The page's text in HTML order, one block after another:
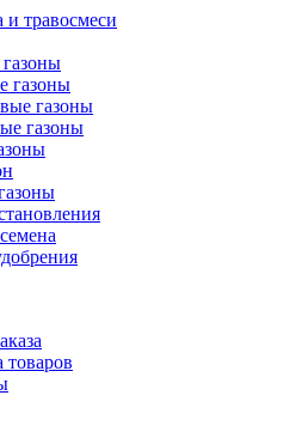
и травосмеси
газоны
газоны
газоны
товаров